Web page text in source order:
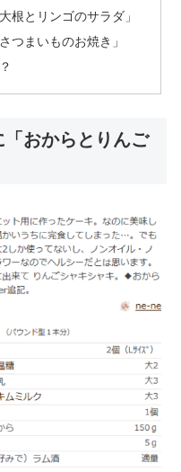
根とリンゴのサラダ」
つまいものお焼き」
おからとりんご